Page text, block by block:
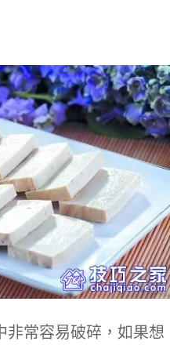
非常容易破碎，如果想